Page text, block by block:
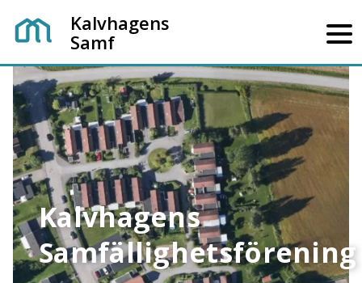
Kalvhagens
Samf
Kalvhagens
Samfällighetsförening